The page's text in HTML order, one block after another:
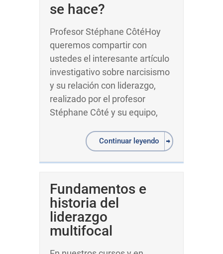
se hace?
Profesor Stéphane CôtéHoy
queremos compartir con
ustedes el interesante artículo
investigativo sobre narcisismo
y su relación con liderazgo,
realizado por el profesor
Stéphane Côté y su equipo,
Continuar leyendo
Fundamentos e
historia del
liderazgo
multifocal